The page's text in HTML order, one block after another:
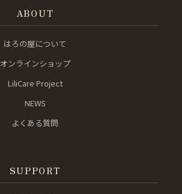
ABOUT
はろの屋について
オンラインショップ
LiliCare Project
NEWS
よくある質問
SUPPORT